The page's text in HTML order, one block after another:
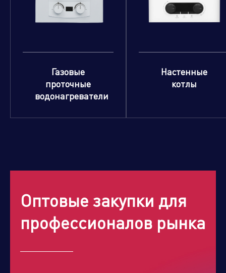
Газовые
проточные
водонагреватели
Настенные
котлы
Оптовые закупки для
профессионалов рынка